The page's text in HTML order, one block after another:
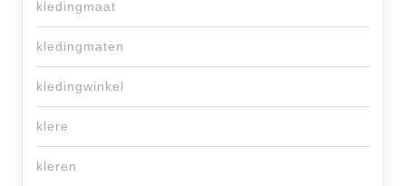
kledingmaat
kledingmaten
kledingwinkel
klere
kleren